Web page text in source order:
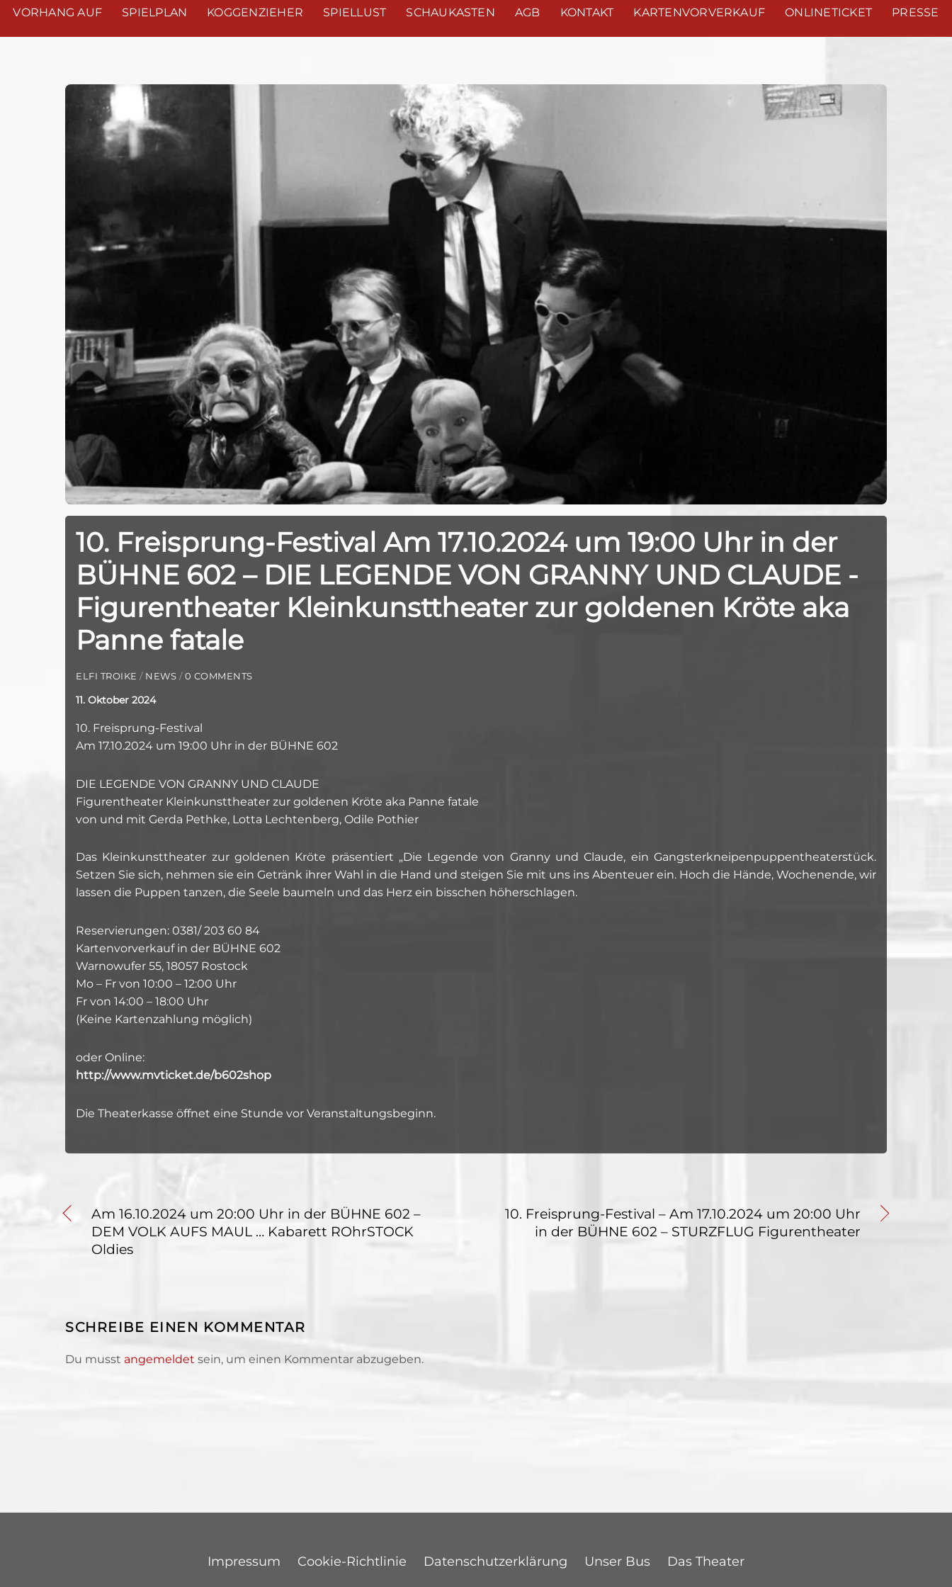
VORHANG AUF SPIELPLAN KOGGENZIEHER SPIELLUST SCHAUKASTEN AGB KONTAKT KARTENVORVERKAUF ONLINETICKET PRESSE
10. Freisprung-Festival Am 17.10.2024 um 19:00 Uhr in der
BÜHNE 602 – DIE LEGENDE VON GRANNY UND CLAUDE -
Figurentheater Kleinkunsttheater zur goldenen Kröte aka
Panne fatale
ELFI TROIKE / NEWS / 0 COMMENTS
11. Oktober 2024
10. Freisprung-Festival
Am 17.10.2024 um 19:00 Uhr in der BÜHNE 602
DIE LEGENDE VON GRANNY UND CLAUDE
Figurentheater Kleinkunsttheater zur goldenen Kröte aka Panne fatale
von und mit Gerda Pethke, Lotta Lechtenberg, Odile Pothier
Das Kleinkunsttheater zur goldenen Kröte präsentiert „Die Legende von Granny und Claude, ein Gangsterkneipenpuppentheaterstück.
Setzen Sie sich, nehmen sie ein Getränk ihrer Wahl in die Hand und steigen Sie mit uns ins Abenteuer ein. Hoch die Hände, Wochenende, wir
lassen die Puppen tanzen, die Seele baumeln und das Herz ein bisschen höherschlagen.
Reservierungen: 0381/ 203 60 84
Kartenvorverkauf in der BÜHNE 602
Warnowufer 55, 18057 Rostock
Mo – Fr von 10:00 – 12:00 Uhr
Fr von 14:00 – 18:00 Uhr
(Keine Kartenzahlung möglich)
oder Online:
http://www.mvticket.de/b602shop
Die Theaterkasse öffnet eine Stunde vor Veranstaltungsbeginn.
Am 16.10.2024 um 20:00 Uhr in der BÜHNE 602 –
DEM VOLK AUFS MAUL … Kabarett ROhrSTOCK
Oldies
10. Freisprung-Festival – Am 17.10.2024 um 20:00 Uhr
in der BÜHNE 602 – STURZFLUG Figurentheater
SCHREIBE EINEN KOMMENTAR
Du musst angemeldet sein, um einen Kommentar abzugeben.
Impressum Cookie-Richtlinie Datenschutzerklärung Unser Bus Das Theater